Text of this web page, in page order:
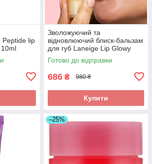
Peptide lip
Зволожуючий та
відновлюючий блиск-бальзам
для губ Laneige Lip Glowy
Balm Vanilla 10g без упаковки
Готово до відправки
686 ₴ 980 ₴
Купити
–25%